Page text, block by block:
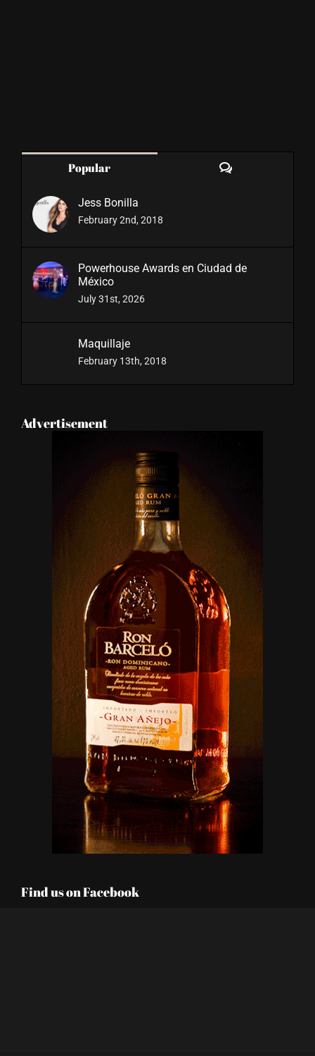
Popular Comments
Jess Bonilla
February 2nd, 2018
Powerhouse Awards en Ciudad de
México
July 31st, 2026
Maquillaje
February 13th, 2018
Advertisement
Find us on Facebook